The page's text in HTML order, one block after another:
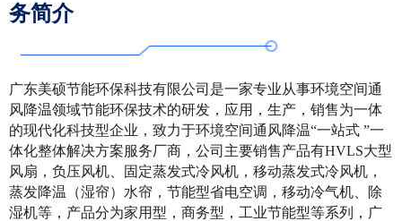
务简介
广东美硕节能环保科技有限公司是一家专业从事环境空间通
风降温领域节能环保技术的研发，应用，生产，销售为一体
的现代化科技型企业，致力于环境空间通风降温“一站式 ”一
体化整体解决方案服务厂商，公司主要销售产品有HVLS大型
风扇，负压风机、固定蒸发式冷风机，移动蒸发式冷风机，
蒸发降温（湿帘）水帘，节能型省电空调，移动冷气机、除
湿机等，产品分为家用型，商务型，工业节能型等系列，广